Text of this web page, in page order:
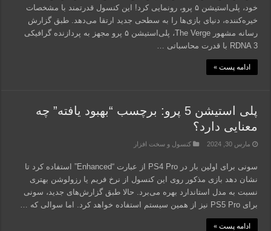
خود، پلی‌استیشن ۵ پرو، رونمایی کرد! این کنسول قدرتمند با مشخصات
خیره‌کننده، دنیای بازی‌ها را به سطحی جدید ارتقا می‌دهد. طبق گزارش
رسانه مشهور The Verge، پلی‌استیشن ۵ پرو مجهز به پردازنده گرافیکی
RDNA 3 با قدرت محاسباتی …
ادامه پست »
پلی استیشن 5 پرو: برچسب “بهبود یافته” چه
معنایی دارد؟
مارس 30, 2024 کنسول و سخت افزار
سونی برای اولین بار در PS4 Pro از عبارت “Enhanced” استفاده کرد تا
نشان دهد بازی مذکور روی این کنسول از نرخ فریم یا رزولوشن بهتری
نسبت به مدل استاندارد بهره می‌برد. حالا طبق گزارش‌های جدید، سونی
برای PS5 Pro نیز از همین سیستم استفاده خواهد کرد. اما سوالی که …
ادامه پست »